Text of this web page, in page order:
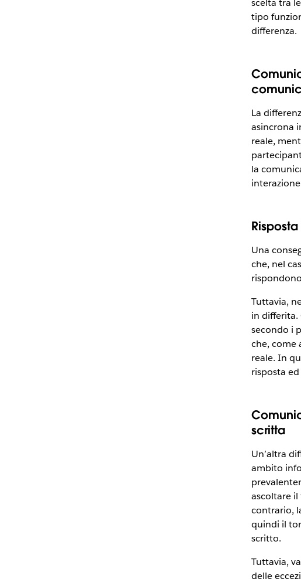
scelta tra
tipo
differenza.
La
asincrona
reale,
la
Una
che, nel
Tuttavia,
in differita.
secondo i
che, come
reale. In
risposta
scritta
Un’altra
ambito
ascoltare il
contrario,
quindi il
scritto.
Tuttavia,
delle